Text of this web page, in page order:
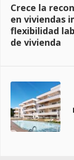
Crece la
en viviendas
flexibilidad
de vivienda